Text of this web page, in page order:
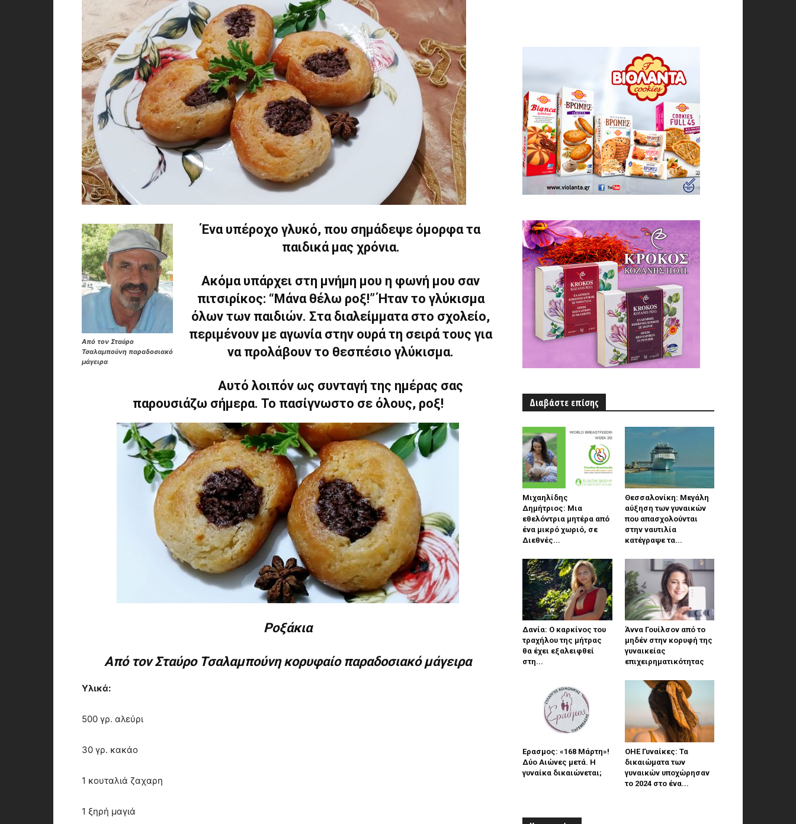
Από τον Σταύρο
Τσαλαμπούνη παραδοσιακό
μάγειρα
Ένα υπέροχο γλυκό, που σημάδεψε όμορφα τα
παιδικά μας χρόνια.
Ακόμα υπάρχει στη μνήμη μου η φωνή μου σαν
πιτσιρίκος: “Μάνα θέλω ροξ!” Ήταν το γλύκισμα
όλων των παιδιών. Στα διαλείμματα στο σχολείο,
περιμένουν με αγωνία στην ουρά τη σειρά τους για
να προλάβουν το θεσπέσιο γλύκισμα.
Αυτό λοιπόν ως συνταγή της ημέρας σας
παρουσιάζω σήμερα. Το πασίγνωστο σε όλους, ροξ!
Ροξάκια
Από τον Σταύρο Τσαλαμπούνη κορυφαίο παραδοσιακό μάγειρα
Υλικά:
500 γρ. αλεύρι
30 γρ. κακάο
1 κουταλιά ζαχαρη
1 ξηρή μαγιά
Διαβάστε επίσης
Μιχαηλίδης
Δημήτριος: Μια
εθελόντρια μητέρα από
ένα μικρό χωριό, σε
Διεθνές...
Θεσσαλονίκη: Μεγάλη
αύξηση των γυναικών
που απασχολούνται
στην ναυτιλία
κατέγραψε τα...
Δανία: Ο καρκίνος του
τραχήλου της μήτρας
θα έχει εξαλειφθεί
στη...
Άννα Γουίλσον από το
μηδέν στην κορυφή της
γυναικείας
επιχειρηματικότητας
Έρασμος: «168 Μάρτη»!
Δύο Αιώνες μετά. Η
γυναίκα δικαιώνεται;
ΟΗΕ Γυναίκες: Τα
δικαιώματα των
γυναικών υποχώρησαν
το 2024 στο ένα...